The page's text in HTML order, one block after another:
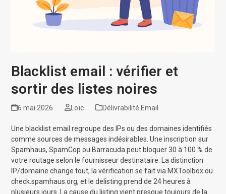
Blacklist email : vérifier et
sortir des listes noires
6 mai 2026 Loïc Délivrabilité Email
Une blacklist email regroupe des IPs ou des domaines identifiés
comme sources de messages indésirables. Une inscription sur
Spamhaus, SpamCop ou Barracuda peut bloquer 30 à 100 % de
votre routage selon le fournisseur destinataire. La distinction
IP/domaine change tout, la vérification se fait via MXToolbox ou
check.spamhaus.org, et le delisting prend de 24 heures à
plusieurs jours. La cause du listing vient presque toujours de la